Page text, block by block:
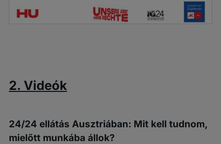
2. Videók
24/24 ellátás Ausztriában: Mit kell tudnom,
mielőtt munkába állok?